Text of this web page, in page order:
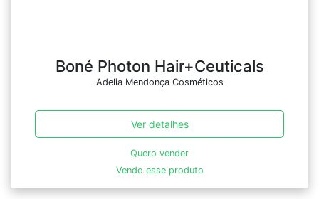
Boné Photon Hair+Ceuticals
Adelia Mendonça Cosméticos
Ver detalhes
Quero vender
Vendo esse produto